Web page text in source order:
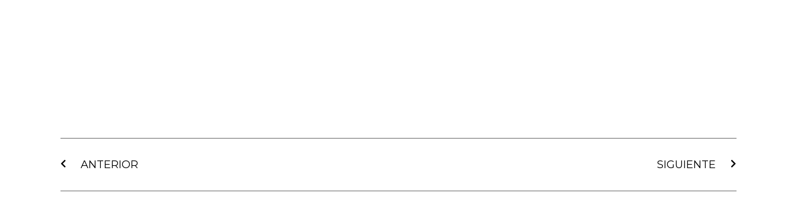
ANTERIOR SIGUIENTE